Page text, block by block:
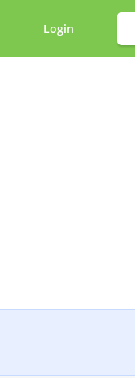
Login